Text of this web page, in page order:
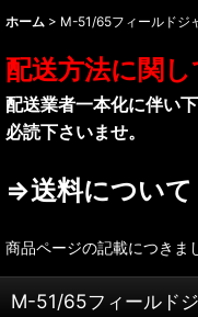
ホーム > M-51/65フィールドジ
配送方法に関し
配送業者一本化に伴い
必読下さいませ。
⇒送料について
商品ページの記載につきま
M-51/65フィールド